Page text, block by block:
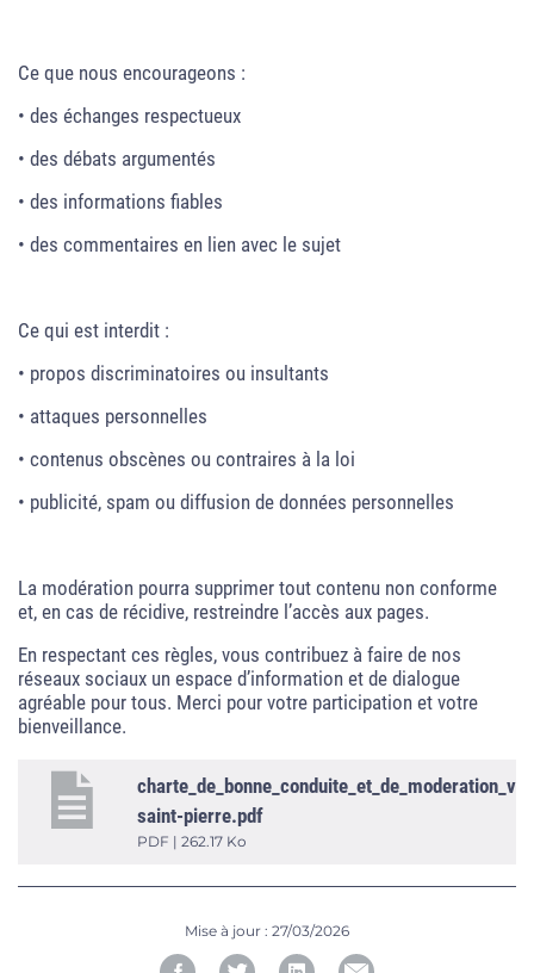
Ce que nous encourageons :
• des échanges respectueux
• des débats argumentés
• des informations fiables
• des commentaires en lien avec le sujet
Ce qui est interdit :
• propos discriminatoires ou insultants
• attaques personnelles
• contenus obscènes ou contraires à la loi
• publicité, spam ou diffusion de données personnelles
La modération pourra supprimer tout contenu non conforme
et, en cas de récidive, restreindre l’accès aux pages.
En respectant ces règles, vous contribuez à faire de nos
réseaux sociaux un espace d’information et de dialogue
agréable pour tous. Merci pour votre participation et votre
bienveillance.
saint-pierre.pdf
PDF | 262.17 Ko
Mise à jour : 27/03/2026